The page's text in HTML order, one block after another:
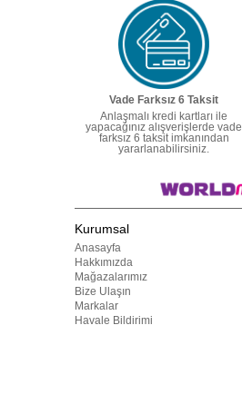
Vade Farksız 6 Taksit
Anlaşmalı kredi kartları ile
yapacağınız alışverişlerde vade
farksız 6 taksit imkanından
yararlanabilirsiniz.
Kurumsal
Anasayfa
Hakkımızda
Mağazalarımız
Bize Ulaşın
Markalar
Havale Bildirimi